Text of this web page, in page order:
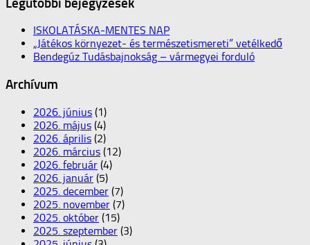
ISKOLATÁSKA-MENTES NAP
„Játékos környezet- és természetismereti” vetélkedő
Bendegúz Tudásbajnokság – vármegyei forduló
Archívum
2026. június (1)
2026. május (4)
2026. április (2)
2026. március (12)
2026. február (4)
2026. január (5)
2025. december (7)
2025. november (7)
2025. október (15)
2025. szeptember (3)